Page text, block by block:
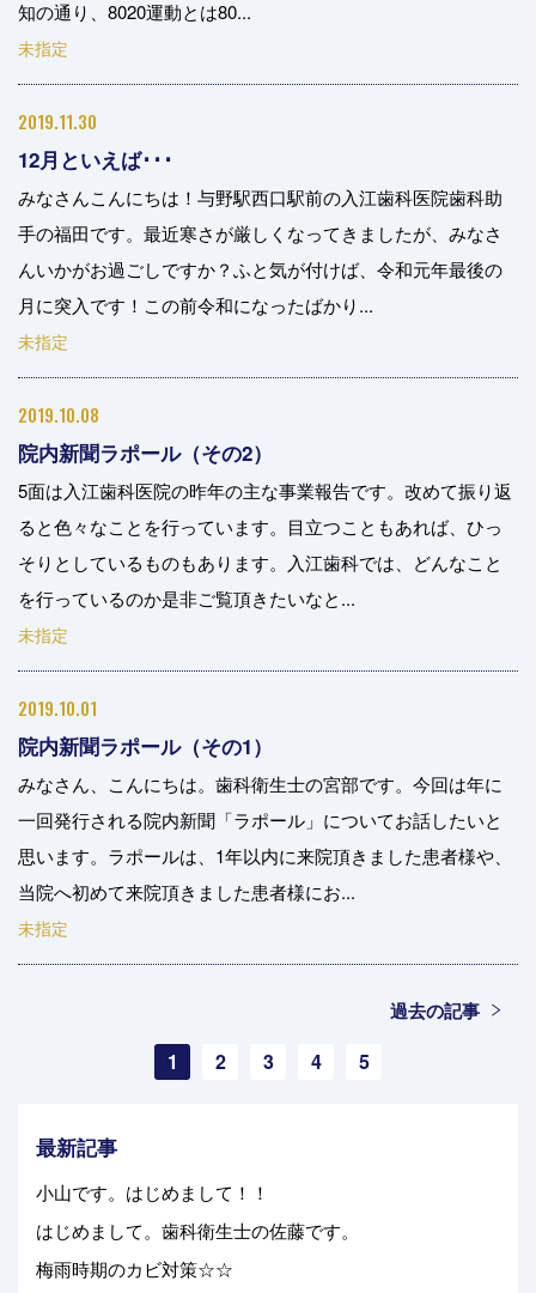
知の通り、8020運動とは80...
未指定
2019.11.30
12月といえば･･･
みなさんこんにちは！与野駅西口駅前の入江歯科医院歯科助
手の福田です。最近寒さが厳しくなってきましたが、みなさ
んいかがお過ごしですか？ふと気が付けば、令和元年最後の
月に突入です！この前令和になったばかり...
未指定
2019.10.08
院内新聞ラポール（その2）
5面は入江歯科医院の昨年の主な事業報告です。改めて振り返
ると色々なことを行っています。目立つこともあれば、ひっ
そりとしているものもあります。入江歯科では、どんなこと
を行っているのか是非ご覧頂きたいなと...
未指定
2019.10.01
院内新聞ラポール（その1）
みなさん、こんにちは。歯科衛生士の宮部です。今回は年に
一回発行される院内新聞「ラポール」についてお話したいと
思います。ラポールは、1年以内に来院頂きました患者様や、
当院へ初めて来院頂きました患者様にお...
未指定
過去の記事
1 2 3 4 5
最新記事
小山です。はじめまして！！
はじめまして。歯科衛生士の佐藤です。
梅雨時期のカビ対策☆☆